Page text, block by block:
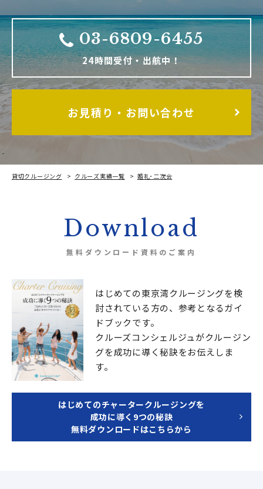
03-6809-6455
24時間受付・出航中！
お見積り・お問い合わせ
貸切クルージング クルーズ実績一覧 婚礼･二次会
Download
無料ダウンロード資料のご案内
はじめての東京湾クルージングを検
討されている方の、 参考となるガイ
ドブックです。
クルーズコンシェルジュがクルージン
グを成功に導く秘訣をお伝えしま
す。
はじめてのチャータークルージングを
成功に導く9つの秘訣
無料ダウンロードはこちらから